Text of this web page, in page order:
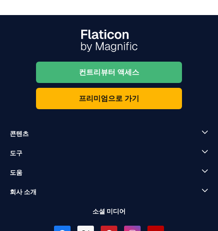
컨트리뷰터 액세스
프리미엄으로 가기
콘텐츠
도구
도움
회사 소개
소셜 미디어